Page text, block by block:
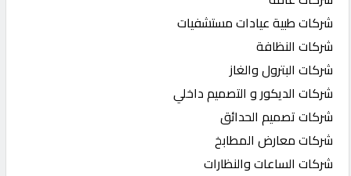
شركات طبية عيادات مستشفيات
شركات النظافة
شركات البترول والغاز
شركات الديكور و التصميم داخلي
شركات تصميم الحدائق
شركات معارض المطابخ
شركات الساعات والنظارات